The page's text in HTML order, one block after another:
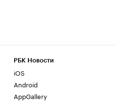
РБК Новости
iOS
Android
AppGallery